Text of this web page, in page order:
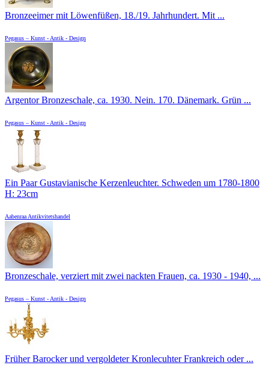
Bronzeeimer mit Löwenfüßen, 18./19. Jahrhundert. Mit ...
Pegasus – Kunst - Antik - Design
Argentor Bronzeschale, ca. 1930. Nein. 170. Dänemark. Grün ...
Pegasus – Kunst - Antik - Design
Ein Paar Gustavianische Kerzenleuchter. Schweden um 1780-1800
H: 23cm
Aabenraa Antikvitetshandel
Bronzeschale, verziert mit zwei nackten Frauen, ca. 1930 - 1940, ...
Pegasus – Kunst - Antik - Design
Früher Barocker und vergoldeter Kronlecuhter Frankreich oder ...